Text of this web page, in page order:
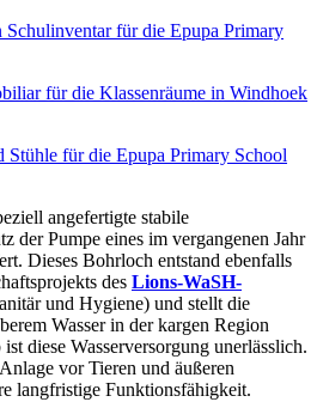
angefertigte stabile
der Pumpe eines im vergangenen Jahr
Dieses Bohrloch entstand ebenfalls
des Lions-WaSH-
und Hygiene) und stellt die
Wasser in der kargen Region
diese Wasserversorgung unerlässlich.
vor Tieren und äußeren
langfristige Funktionsfähigkeit.